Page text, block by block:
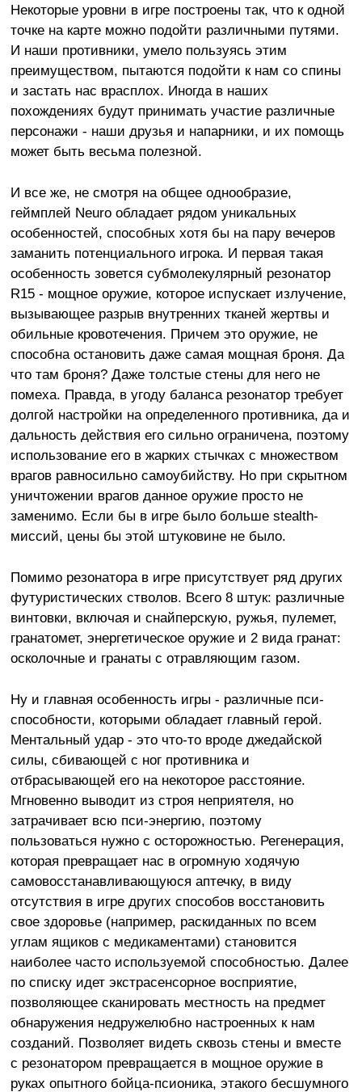
Некоторые уровни в игре построены так, что к одной
точке на карте можно подойти различными путями.
И наши противники, умело пользуясь этим
преимуществом, пытаются подойти к нам со спины
и застать нас врасплох. Иногда в наших
похождениях будут принимать участие различные
персонажи - наши друзья и напарники, и их помощь
может быть весьма полезной.
И все же, не смотря на общее однообразие,
геймплей Neuro обладает рядом уникальных
особенностей, способных хотя бы на пару вечеров
заманить потенциального игрока. И первая такая
особенность зовется субмолекулярный резонатор
R15 - мощное оружие, которое испускает излучение,
вызывающее разрыв внутренних тканей жертвы и
обильные кровотечения. Причем это оружие, не
способна остановить даже самая мощная броня. Да
что там броня? Даже толстые стены для него не
помеха. Правда, в угоду баланса резонатор требует
долгой настройки на определенного противника, да и
дальность действия его сильно ограничена, поэтому
использование его в жарких стычках с множеством
врагов равносильно самоубийству. Но при скрытном
уничтожении врагов данное оружие просто не
заменимо. Если бы в игре было больше stealth-
миссий, цены бы этой штуковине не было.
Помимо резонатора в игре присутствует ряд других
футуристических стволов. Всего 8 штук: различные
винтовки, включая и снайперскую, ружья, пулемет,
гранатомет, энергетическое оружие и 2 вида гранат:
осколочные и гранаты с отравляющим газом.
Ну и главная особенность игры - различные пси-
способности, которыми обладает главный герой.
Ментальный удар - это что-то вроде джедайской
силы, сбивающей с ног противника и
отбрасывающей его на некоторое расстояние.
Мгновенно выводит из строя неприятеля, но
затрачивает всю пси-энергию, поэтому
пользоваться нужно с осторожностью. Регенерация,
которая превращает нас в огромную ходячую
самовосстанавливающуюся аптечку, в виду
отсутствия в игре других способов восстановить
свое здоровье (например, раскиданных по всем
углам ящиков с медикаментами) становится
наиболее часто используемой способностью. Далее
по списку идет экстрасенсорное восприятие,
позволяющее сканировать местность на предмет
обнаружения недружелюбно настроенных к нам
созданий. Позволяет видеть сквозь стены и вместе
с резонатором превращается в мощное оружие в
руках опытного бойца-псионика, этакого бесшумного